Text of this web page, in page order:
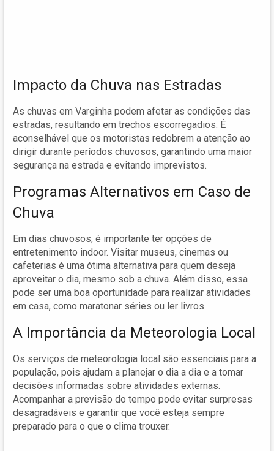
Impacto da Chuva nas Estradas
As chuvas em Varginha podem afetar as condições das
estradas, resultando em trechos escorregadios. É
aconselhável que os motoristas redobrem a atenção ao
dirigir durante períodos chuvosos, garantindo uma maior
segurança na estrada e evitando imprevistos.
Programas Alternativos em Caso de
Chuva
Em dias chuvosos, é importante ter opções de
entretenimento indoor. Visitar museus, cinemas ou
cafeterias é uma ótima alternativa para quem deseja
aproveitar o dia, mesmo sob a chuva. Além disso, essa
pode ser uma boa oportunidade para realizar atividades
em casa, como maratonar séries ou ler livros.
A Importância da Meteorologia Local
Os serviços de meteorologia local são essenciais para a
população, pois ajudam a planejar o dia a dia e a tomar
decisões informadas sobre atividades externas.
Acompanhar a previsão do tempo pode evitar surpresas
desagradáveis e garantir que você esteja sempre
preparado para o que o clima trouxer.